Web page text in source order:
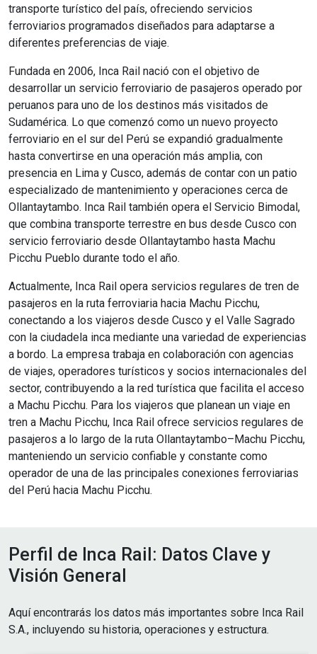
transporte turístico del país, ofreciendo servicios
ferroviarios programados diseñados para adaptarse a
diferentes preferencias de viaje.
Fundada en 2006, Inca Rail nació con el objetivo de
desarrollar un servicio ferroviario de pasajeros operado por
peruanos para uno de los destinos más visitados de
Sudamérica. Lo que comenzó como un nuevo proyecto
ferroviario en el sur del Perú se expandió gradualmente
hasta convertirse en una operación más amplia, con
presencia en Lima y Cusco, además de contar con un patio
especializado de mantenimiento y operaciones cerca de
Ollantaytambo. Inca Rail también opera el Servicio Bimodal,
que combina transporte terrestre en bus desde Cusco con
servicio ferroviario desde Ollantaytambo hasta Machu
Picchu Pueblo durante todo el año.
Actualmente, Inca Rail opera servicios regulares de tren de
pasajeros en la ruta ferroviaria hacia Machu Picchu,
conectando a los viajeros desde Cusco y el Valle Sagrado
con la ciudadela inca mediante una variedad de experiencias
a bordo. La empresa trabaja en colaboración con agencias
de viajes, operadores turísticos y socios internacionales del
sector, contribuyendo a la red turística que facilita el acceso
a Machu Picchu. Para los viajeros que planean un viaje en
tren a Machu Picchu, Inca Rail ofrece servicios regulares de
pasajeros a lo largo de la ruta Ollantaytambo–Machu Picchu,
manteniendo un servicio confiable y constante como
operador de una de las principales conexiones ferroviarias
del Perú hacia Machu Picchu.
Perfil de Inca Rail: Datos Clave y
Visión General
Aquí encontrarás los datos más importantes sobre Inca Rail
S.A., incluyendo su historia, operaciones y estructura.